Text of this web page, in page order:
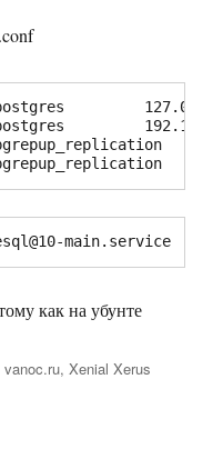
main.service
как на убунте
vanoc.ru,Xenial Xerus